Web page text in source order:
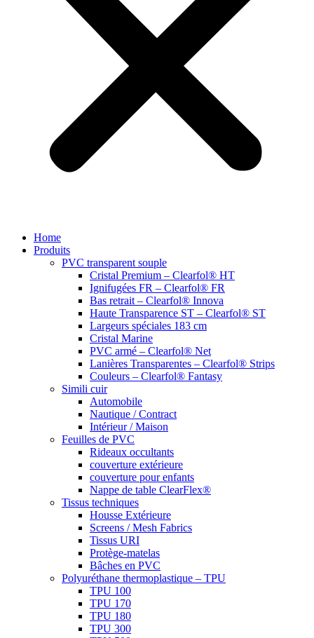
Home
Produits
PVC transparent souple
Cristal Premium – Clearfol® HT
Ignifugées FR – Clearfol® FR
Bas retrait – Clearfol® Innova
Haute Transparence ST – Clearfol® ST
Largeurs spéciales 183 cm
Cristal Marine
PVC armé – Clearfol® Net
Lanières Transparentes – Clearfol® Strips
Couleurs – Clearfol® Fantasy
Simili cuir
Automobile
Nautique / Contract
Intérieur / Maison
Feuilles de PVC
Rideaux occultants
couverture extérieure
couverture pour enfants
Nappe de table ClearFlex®
Tissus techniques
Housse Extérieure
Screens / Mesh Fabrics
Tissus URI
Protège-matelas
Bâches en PVC
Polyuréthane thermoplastique – TPU
TPU 100
TPU 170
TPU 180
TPU 300